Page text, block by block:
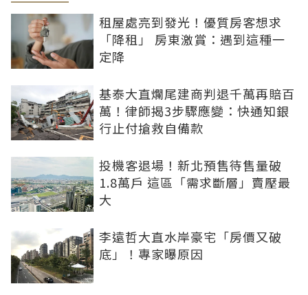
租屋處亮到發光！優質房客想求
「降租」 房東激賞：遇到這種一
定降
基泰大直爛尾建商判退千萬再賠百
萬！律師揭3步驟應變：快通知銀
行止付搶救自備款
投機客退場！新北預售待售量破
1.8萬戶 這區「需求斷層」賣壓最
大
李遠哲大直水岸豪宅「房價又破
底」！專家曝原因